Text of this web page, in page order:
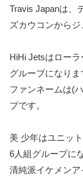
Travis Japanは、
ズカウコンからジ
HiHi Jetsはロー
グループになりま
ファンネームは(
プです。
美 少年はユニッ
6人組グループに
清純派イケメンア